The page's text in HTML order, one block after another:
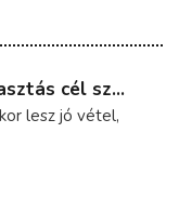
cél sz...
lesz jó vétel,